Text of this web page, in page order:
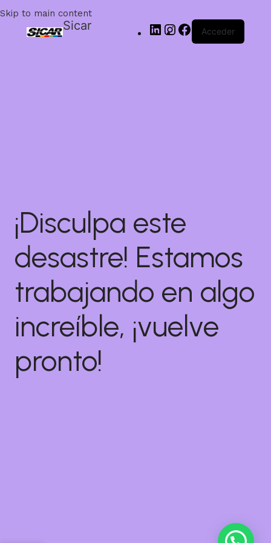
Skip to main content
Sicar Acceder
¡Disculpa este
desastre! Estamos
trabajando en algo
increíble, ¡vuelve
pronto!